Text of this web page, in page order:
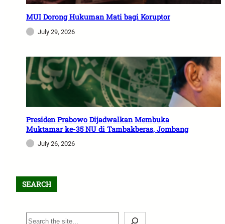
MUI Dorong Hukuman Mati bagi Koruptor
July 29, 2026
Presiden Prabowo Dijadwalkan Membuka
Muktamar ke-35 NU di Tambakberas, Jombang
July 26, 2026
SEARCH
S